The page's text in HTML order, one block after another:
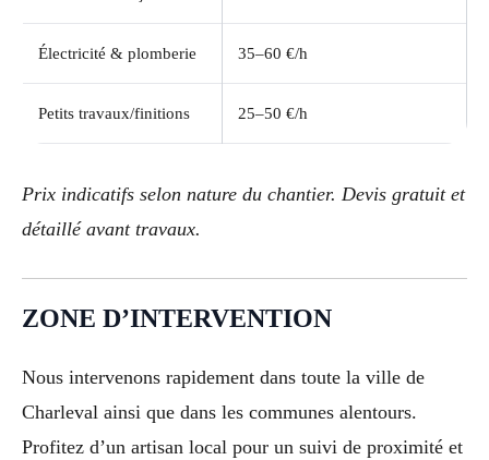
Électricité & plomberie 35–60 €/h
Petits travaux/finitions 25–50 €/h
Prix indicatifs selon nature du chantier. Devis gratuit et
détaillé avant travaux.
ZONE D’INTERVENTION
Nous intervenons rapidement dans toute la ville de
Charleval ainsi que dans les communes alentours.
Profitez d’un artisan local pour un suivi de proximité et